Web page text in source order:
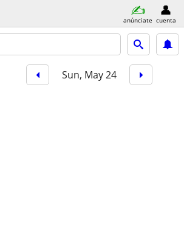
anúnciate cuenta
Sun, May 24